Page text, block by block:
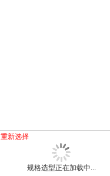
重新选择
规格选型正在加载中...